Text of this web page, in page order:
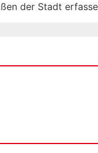
der Stadt